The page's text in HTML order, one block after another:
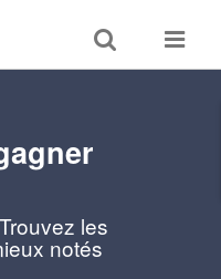
Toggle
search
Toggle
les
notés